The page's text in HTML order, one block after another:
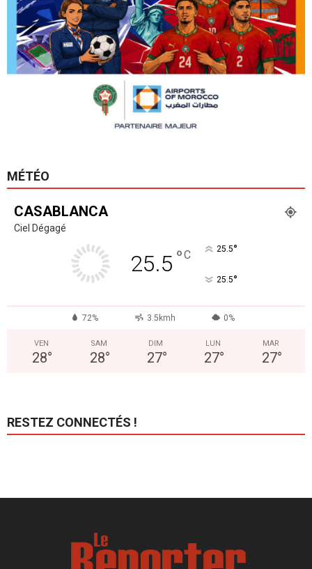
MÉTÉO
CASABLANCA
Ciel Dégagé
25.5 °C 25.5°
25.5°
72% 3.5kmh 0%
VEN
28°
SAM
28°
DIM
27°
LUN
27°
MAR
27°
RESTEZ CONNECTÉS !